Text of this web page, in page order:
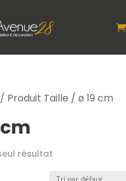
Produit Taille / ø 19 cm
résultat